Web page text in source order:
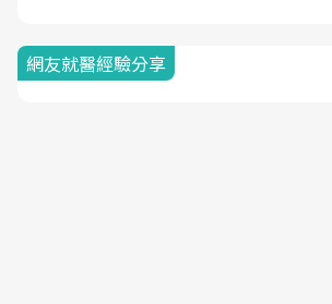
網友就醫經驗分享